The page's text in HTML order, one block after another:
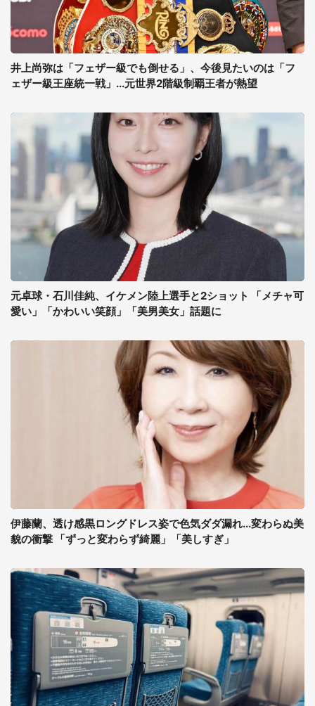
井上尚弥は「フェザー級でも倒せる」、今後見たいのは「フ
ェザー級王座統一戦」...元世界2階級制覇王者が熱望
元卓球・石川佳純、イケメン陸上選手と2ショット 「メチャ可
愛い」「かわいい笑顔」「美男美女」話題に
伊藤蘭、透け感黒ロングドレス姿で色気ダダ漏れ...変わらぬ美
貌の衝撃 「ずっと変わらず綺麗」「美しすぎ」